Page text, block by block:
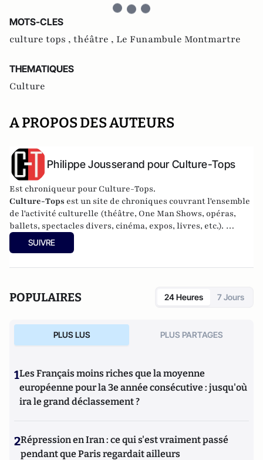
MOTS-CLES
culture tops , théâtre , Le Funambule Montmartre
THEMATIQUES
Culture
A PROPOS DES AUTEURS
Philippe Jousserand pour Culture-Tops
Est chroniqueur pour Culture-Tops.
Culture-Tops est un site de chroniques couvrant l'ensemble
de l'activité culturelle (théâtre, One Man Shows, opéras,
ballets, spectacles divers, cinéma, expos, livres, etc.).
Culture-Tops a été créé en novembre 2013 par Jacques
Paugam , journaliste et écrivain, et son fils, Gabriel
SUIVRE
POPULAIRES 24 Heures 7 Jours
PLUS LUS PLUS PARTAGES
1Les Français moins riches que la moyenne
européenne pour la 3e année consécutive : jusqu'où
ira le grand déclassement ?
2Répression en Iran : ce qui s'est vraiment passé
pendant que Paris regardait ailleurs